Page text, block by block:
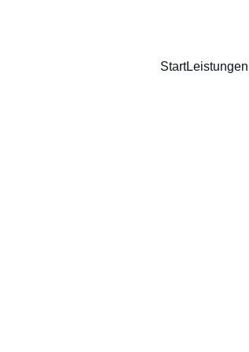
StartLeistungen